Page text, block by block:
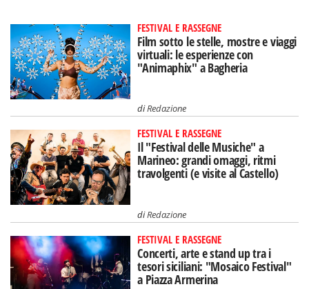
FESTIVAL E RASSEGNE
Film sotto le stelle, mostre e viaggi
virtuali: le esperienze con
"Animaphix" a Bagheria
diRedazione
FESTIVAL E RASSEGNE
Il "Festival delle Musiche" a
Marineo: grandi omaggi, ritmi
travolgenti (e visite al Castello)
diRedazione
FESTIVAL E RASSEGNE
Concerti, arte e stand up tra i
tesori siciliani: "Mosaico Festival"
a Piazza Armerina